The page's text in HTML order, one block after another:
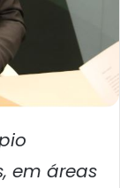
em áreas